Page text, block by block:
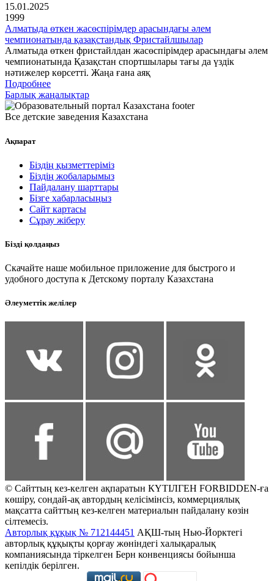
15.01.2025
1999
Алматыда өткен жасөспірімдер арасындағы әлем
чемпионатында қазақстандық Фристайлшылар
Алматыда өткен фристайлдан жасөспірімдер арасындағы әлем
чемпионатында Қазақстан спортшылары тағы да үздік
нәтижелер көрсетті. Жаңа ғана аяқ
Подробнее
Барлық жаңалықтар
Все детские заведения Казахстана
Ақпарат
Біздің қызметтеріміз
Біздің жобаларымыз
Пайдалану шарттары
Бізге хабарласыңыз
Сайт картасы
Сұрау жіберу
Бізді қолдаңыз
Скачайте наше мобильное приложение для быстрого и
удобного доступа к Детскому порталу Казахстана
Әлеуметтік желілер
© Сайттың кез-келген ақпаратын КҮТІЛГЕН FORBIDDEN-ға
көшіру, сондай-ақ автордың келісімінсіз, коммерциялық
мақсатта сайттың кез-келген материалын пайдалану көзін
сілтемесіз.
Авторлық құқық № 712144451 АҚШ-тың Нью-Йорктегі
авторлық құқықты қорғау жөніндегі халықаралық
компаниясында тіркелген Берн конвенциясы бойынша
кепілдік берілген.